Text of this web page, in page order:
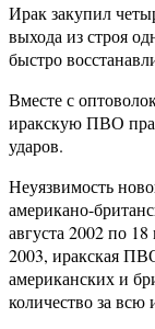
Ирак закупил
выхода из строя
быстро
Вместе с
иракскую ПВО
ударов.
Неуязвимость
американо-
августа 2002 по
2003, иракская
американских и
количество за